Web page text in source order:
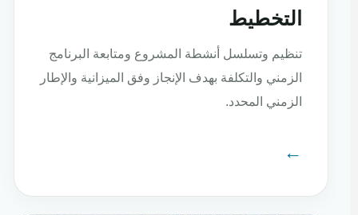
التخطيط
تنظيم وتسلسل أنشطة المشروع ومتابعة البرنامج
الزمني والتكلفة بهدف الإنجاز وفق الميزانية والإطار
الزمني المحدد.
←